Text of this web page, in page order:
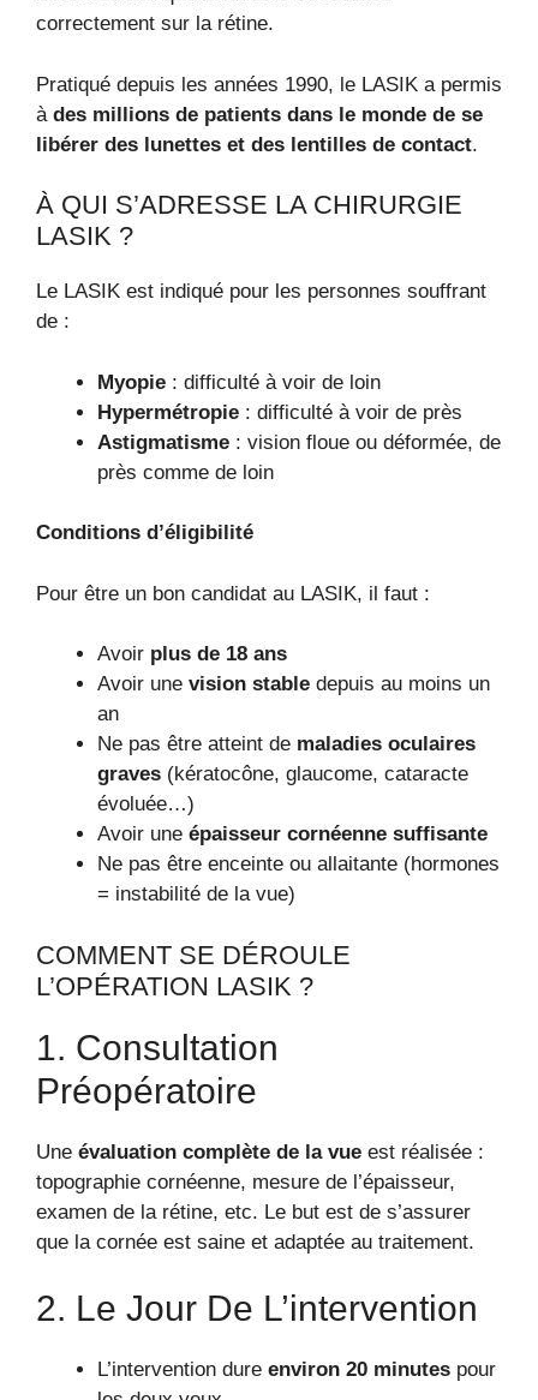
correctement sur la rétine.
Pratiqué depuis les années 1990, le LASIK a permis
à des millions de patients dans le monde de se
libérer des lunettes et des lentilles de contact.
À QUI S’ADRESSE LA CHIRURGIE
LASIK ?
Le LASIK est indiqué pour les personnes souffrant
de :
Myopie : difficulté à voir de loin
Hypermétropie : difficulté à voir de près
Astigmatisme : vision floue ou déformée, de
près comme de loin
Conditions d’éligibilité
Pour être un bon candidat au LASIK, il faut :
Avoir plus de 18 ans
Avoir une vision stable depuis au moins un
an
Ne pas être atteint de maladies oculaires
graves (kératocône, glaucome, cataracte
évoluée…)
Avoir une épaisseur cornéenne suffisante
Ne pas être enceinte ou allaitante (hormones
= instabilité de la vue)
COMMENT SE DÉROULE
L’OPÉRATION LASIK ?
1. Consultation
Préopératoire
Une évaluation complète de la vue est réalisée :
topographie cornéenne, mesure de l’épaisseur,
examen de la rétine, etc. Le but est de s’assurer
que la cornée est saine et adaptée au traitement.
2. Le Jour De L’intervention
L’intervention dure environ 20 minutes pour